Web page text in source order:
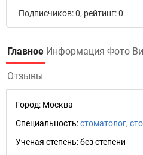
Подписчиков: 0, рейтинг: 0
Главное Информация Фото
Отзывы
Город: Москва
Специальность:стоматолог,
Ученая степень:без степени